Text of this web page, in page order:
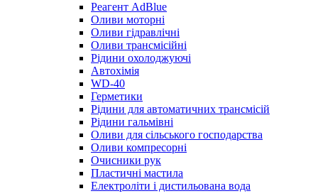
Реагент AdBlue
Оливи моторні
Оливи гідравлічні
Оливи трансмісійні
Рідини охолоджуючі
Автохімія
WD-40
Герметики
Рідини для автоматичних трансмісій
Рідини гальмівні
Оливи для сільського господарства
Оливи компресорні
Очисники рук
Пластичні мастила
Електроліти і дистильована вода